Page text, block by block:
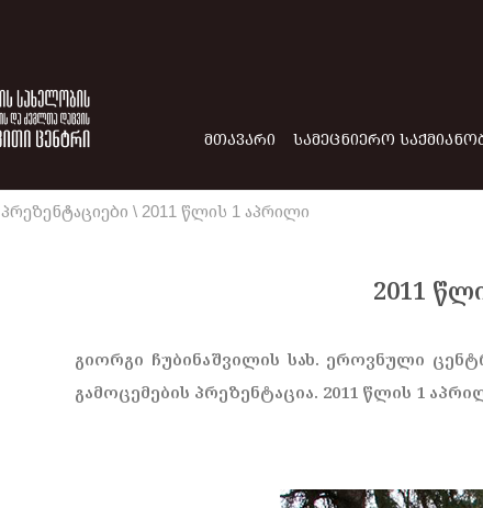
ᲛᲗᲐᲕᲐᲠᲘ ᲡᲐᲛᲔᲪᲜᲘᲔᲠᲝ
პრეზენტაციები \ 2011 წლის 1 აპრილი
2011
გიორგი ჩუბინაშვილის სახ. ეროვნული
გამოცემების პრეზენტაცია. 2011 წლის 1